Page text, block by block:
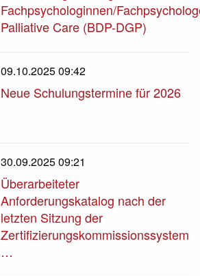
Fachpsychologinnen/
Palliative Care (BDP-DGP)
09.10.2025 09:42
Neue Schulungstermine für 2026
30.09.2025 09:21
Überarbeiteter
Anforderungskatalog nach der
letzten Sitzung der
Zertifizierungskommissionssystem
…